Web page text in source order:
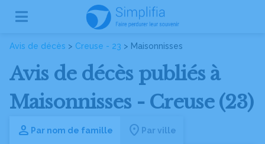
Avis de décès > Creuse - 23 > Maisonnisses
Avis de décès publiés à
Maisonnisses - Creuse (23)
Par nom de famille Par ville